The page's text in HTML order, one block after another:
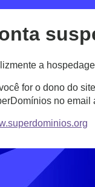
a
for o dono do
no email